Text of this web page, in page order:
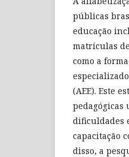
públicas
educação
matrículas
como a
(AEE). Este
pedagógicas
dificuldades
capacitação
disso, a